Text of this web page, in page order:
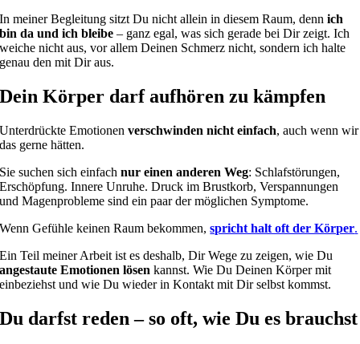
In meiner Begleitung sitzt Du nicht allein in diesem Raum, dennich
bin da und ich bleibe – ganz egal, was sich gerade bei Dir zeigt. Ich
weiche nicht aus, vor allem Deinen Schmerz nicht, sondern ich halte
genau den mit Dir aus.
Dein Körper darf aufhören zu kämpfen
Unterdrückte Emotionenverschwinden nicht einfach, auch wenn wir
das gerne hätten.
Sie suchen sich einfachnur einen anderen Weg: Schlafstörungen,
Erschöpfung. Innere Unruhe. Druck im Brustkorb, Verspannungen
und Magenprobleme sind ein paar der möglichen Symptome.
Wenn Gefühle keinen Raum bekommen,spricht halt oft der Körper.
Ein Teil meiner Arbeit ist es deshalb, Dir Wege zu zeigen, wie Du
angestaute Emotionen lösen kannst. Wie Du Deinen Körper mit
einbeziehst und wie Du wieder in Kontakt mit Dir selbst kommst.
Du darfst reden – so oft, wie Du es brauchst